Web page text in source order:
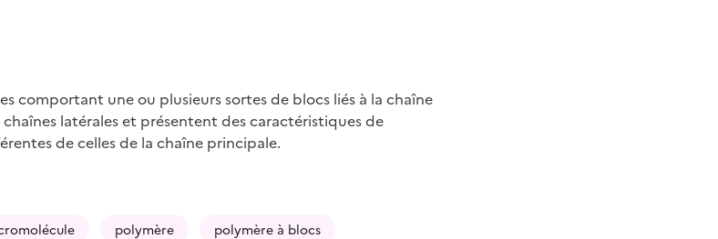
comportant une ou plusieurs sortes de blocs liés à la chaîne
latérales et présentent des caractéristiques de
de celles de la chaîne principale.
polymère polymère à blocs